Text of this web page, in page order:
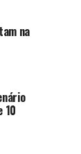
na
10